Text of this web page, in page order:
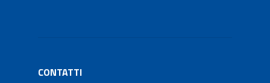
CONTATTI